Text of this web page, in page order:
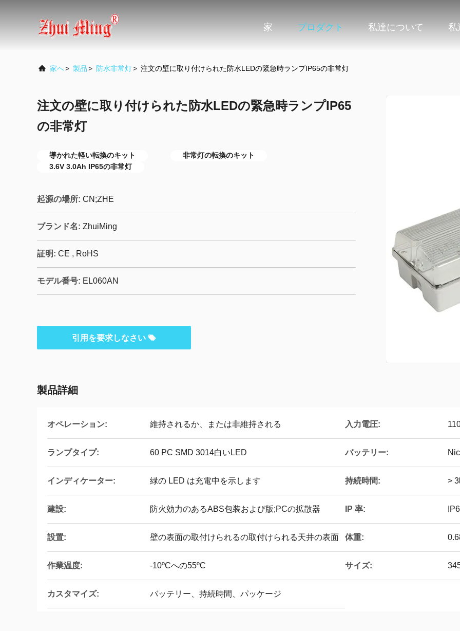
家 プロダクト 私達について 私
家へ> 製品> 防水非常灯> 注文の壁に取り付けられた防水LEDの緊急時ランプIP65の非常灯
注文の壁に取り付けられた防水LEDの緊急時ランプIP65
の非常灯
導かれた軽い転換のキット
非常灯の転換のキット
3.6V 3.0Ah IP65の非常灯
起源の場所: CN;ZHE
ブランド名: ZhuiMing
証明: CE , RoHS
モデル番号: EL060AN
引用を要求しなさい
製品詳細
オペレーション: 維持されるか、または非維持される 入力電圧:
ランプタイプ: 60 PC SMD 3014白いLED バッテリー:
インディケーター: 緑の LED は充電中を示します 持続時間: >
建設: 防火効力のあるABS包装および版;PCの拡散器 IP 率:
設置: 壁の表面の取付けられるの取付けられる天井の表面 体重:
作業温度: -10ºCへの55ºC サイズ:
カスタマイズ: バッテリー、持続時間、パッケージ